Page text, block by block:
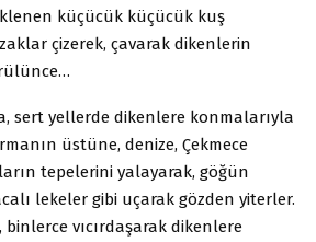
küçücük küçücük kuş
çizerek, çavarak dikenlerin
sert yellerde dikenlere konmalarıyla
üstüne, denize, Çekmece
tepelerini yalayarak, göğün
lekeler gibi uçarak gözden yiterler.
vıcırdaşarak dikenlere